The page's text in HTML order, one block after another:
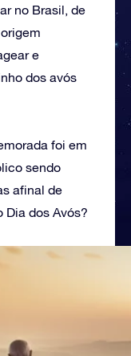
no Brasil, de
e
dos avós
foi em
sendo
afinal de
Dia dos Avós?